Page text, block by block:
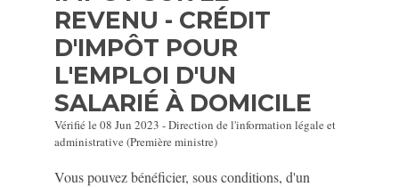
REVENU - CRÉDIT
D'IMPÔT POUR
L'EMPLOI D'UN
SALARIÉ À DOMICILE
Vérifié le 08 Jun 2023 - Direction de l'information légale et
administrative (Première ministre)
Vous pouvez bénéficier, sous conditions, d'un